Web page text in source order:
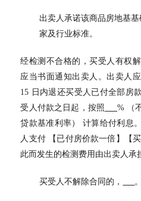
出卖人承诺该商品房地基
家及行业标准。
经检测不合格的，买受人有权
应当书面通知出卖人。出卖人
15 日内退还买受人已付全部房
受人付款之日起，按照
% （
贷款基准利率） 计算给付利息
人支付 【已付房价款一倍】【
此而发生的检测费用由出卖人承
买受人不解除合同的， 。